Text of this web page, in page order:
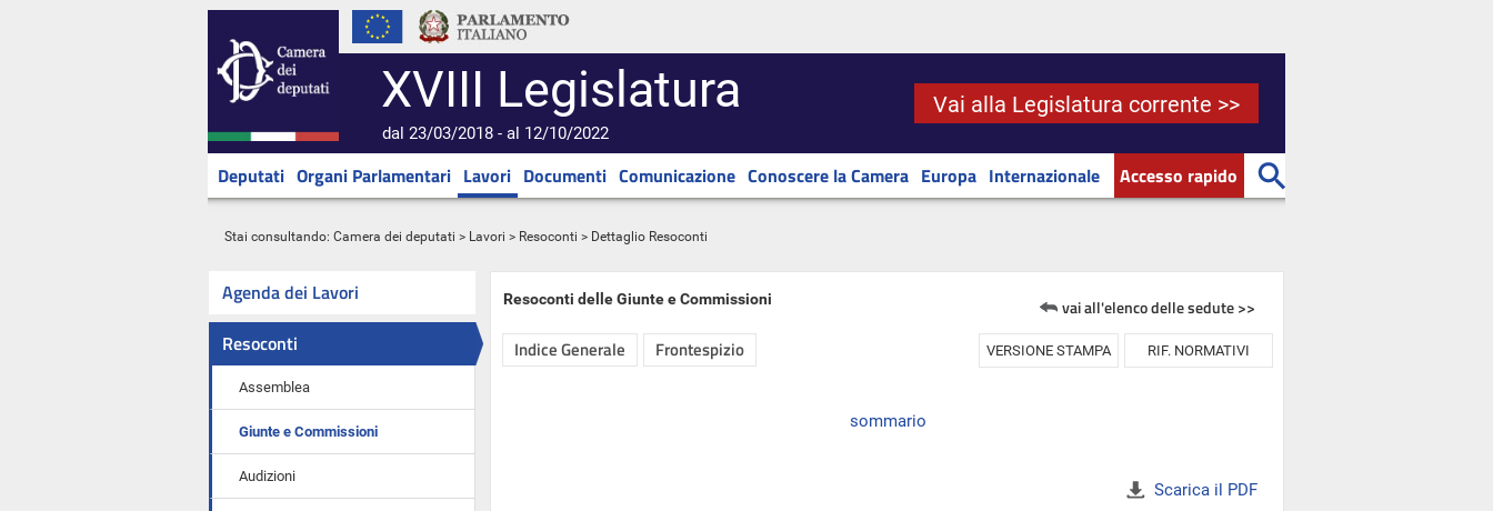
XVIII Legislatura
dal 23/03/2018 - al 12/10/2022
Vai alla Legislatura corrente >>
Deputati Organi Parlamentari Lavori Documenti Comunicazione Conoscere la Camera Europa Internazionale Accesso rapido
Stai consultando: Camera dei deputati > Lavori > Resoconti > Dettaglio Resoconti
Agenda dei Lavori
Resoconti
Assemblea
Giunte e Commissioni
Audizioni
Resoconti delle Giunte e Commissioni vai all'elenco delle sedute >>
Indice Generale Frontespizio VERSIONE STAMPA RIF. NORMATIVI
sommario
Scarica il PDF